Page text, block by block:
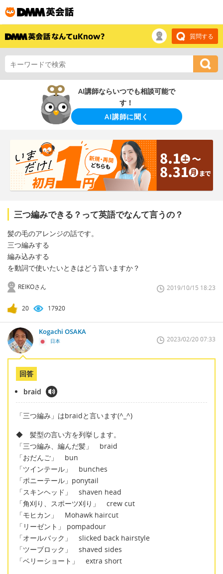
質問する
AI講師ならいつでも相談可能で
す！
AI講師に聞く
三つ編みできる？って英語でなんて言うの？
髪の毛のアレンジの話です。
三つ編みする
編み込みする
を動詞で使いたいときはどう言いますか？
REIKOさん 2019/10/15 18:23
20 17920
Kogachi OSAKA
日本 2023/02/20 07:33
回答
braid
「三つ編み」はbraidと言います(^_^)
◆ 髪型の言い方を列挙します。
「三つ編み、編んだ髪」 braid
「おだんご」 bun
「ツインテール」 bunches
「ポニーテール」ponytail
「スキンヘッド」 shaven head
「角刈り、スポーツ刈り」 crew cut
「モヒカン」 Mohawk haircut
「リーゼント」 pompadour
「オールバック」 slicked back hairstyle
「ツーブロック」 shaved sides
「ベリーショート」 extra short